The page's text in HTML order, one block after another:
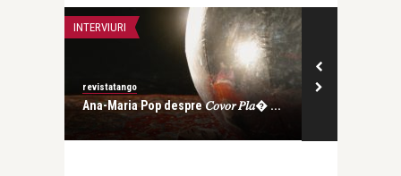
INTERVIURI
revistatango
Ana-Maria Pop despre 𝐶𝑜𝑣𝑜𝑟 𝑃𝑙𝑎� ...